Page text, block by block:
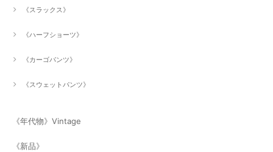
《スラックス》
《ハーフショーツ》
《カーゴパンツ》
《スウェットパンツ》
《年代物》Vintage
《新品》